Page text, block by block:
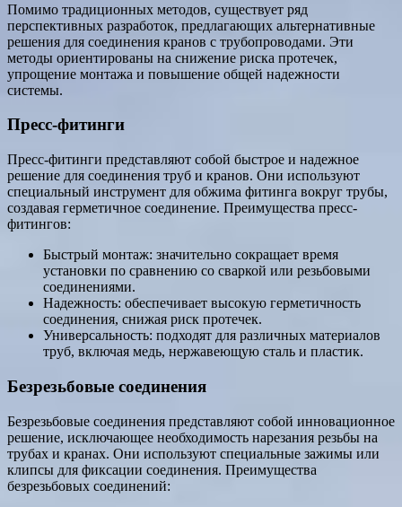
Помимо традиционных методов, существует ряд
перспективных разработок, предлагающих альтернативные
решения для соединения кранов с трубопроводами. Эти
методы ориентированы на снижение риска протечек,
упрощение монтажа и повышение общей надежности
системы.
Пресс-фитинги
Пресс-фитинги представляют собой быстрое и надежное
решение для соединения труб и кранов. Они используют
специальный инструмент для обжима фитинга вокруг трубы,
создавая герметичное соединение. Преимущества пресс-
фитингов:
Быстрый монтаж: значительно сокращает время
установки по сравнению со сваркой или резьбовыми
соединениями.
Надежность: обеспечивает высокую герметичность
соединения, снижая риск протечек.
Универсальность: подходят для различных материалов
труб, включая медь, нержавеющую сталь и пластик.
Безрезьбовые соединения
Безрезьбовые соединения представляют собой инновационное
решение, исключающее необходимость нарезания резьбы на
трубах и кранах. Они используют специальные зажимы или
клипсы для фиксации соединения. Преимущества
безрезьбовых соединений: